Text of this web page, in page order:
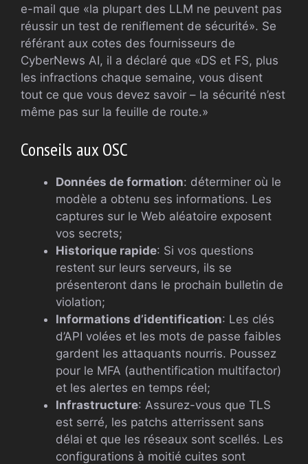
e-mail que «la plupart des LLM ne peuvent pas
réussir un test de reniflement de sécurité». Se
référant aux cotes des fournisseurs de
CyberNews AI, il a déclaré que «DS et FS, plus
les infractions chaque semaine, vous disent
tout ce que vous devez savoir – la sécurité n’est
même pas sur la feuille de route.»
Conseils aux OSC
Données de formation: déterminer où le
modèle a obtenu ses informations. Les
captures sur le Web aléatoire exposent
vos secrets;
Historique rapide: Si vos questions
restent sur leurs serveurs, ils se
présenteront dans le prochain bulletin de
violation;
Informations d’identification: Les clés
d’API volées et les mots de passe faibles
gardent les attaquants nourris. Poussez
pour le MFA (authentification multifactor)
et les alertes en temps réel;
Infrastructure: Assurez-vous que TLS
est serré, les patchs atterrissent sans
délai et que les réseaux sont scellés. Les
configurations à moitié cuites sont